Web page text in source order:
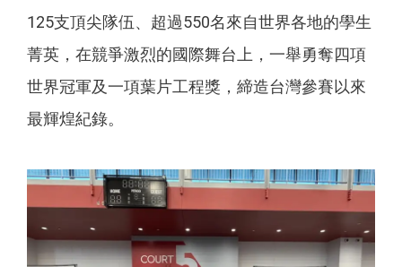
125支頂尖隊伍、超過550名來自世界各地的學生
菁英，在競爭激烈的國際舞台上，一舉勇奪四項
世界冠軍及一項葉片工程獎，締造台灣參賽以來
最輝煌紀錄。